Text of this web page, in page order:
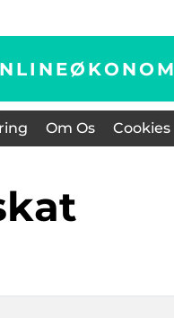
Om Os Cookies